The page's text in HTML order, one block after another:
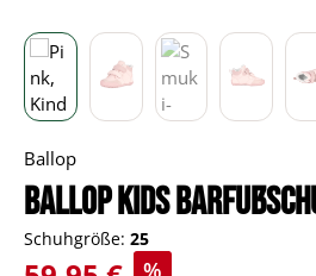
Ballop
BALLOP Kids
Schuhgröße: 25
Verkaufspreis: %